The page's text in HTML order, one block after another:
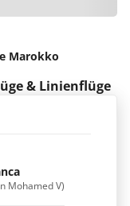
Marokko
& Linienflüge
Mohamed V)